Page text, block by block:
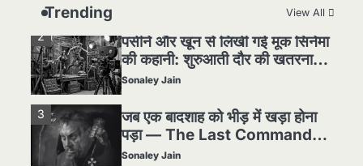
Trending View All
2
पसीने और खून से लिखी गई मूक सिनेमा
की कहानी: शुरुआती दौर की खतरनाक
हकीकत
Sonaley Jain
3
जब एक बादशाह को भीड़ में खड़ा होना
पड़ा — The Last Command
(1928) Review
Sonaley Jain